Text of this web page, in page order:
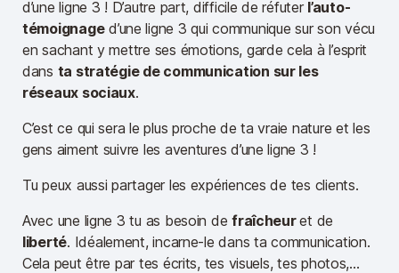
d’une ligne 3 ! D’autre part, difficile de réfuter l’auto-
témoignaged’une ligne 3 qui communique sur son vécu
en sachant y mettre ses émotions, garde cela à l’esprit
dans ta stratégie de communication sur les
réseaux sociaux.
C’est ce qui sera le plus proche de ta vraie nature et les
gens aiment suivre les aventures d’une ligne 3 !
Tu peux aussi partager les expériences de tes clients.
Avec une ligne 3 tu as besoin defraîcheuret de
liberté. Idéalement, incarne-le dans ta communication.
Cela peut être par tes écrits, tes visuels, tes photos,…